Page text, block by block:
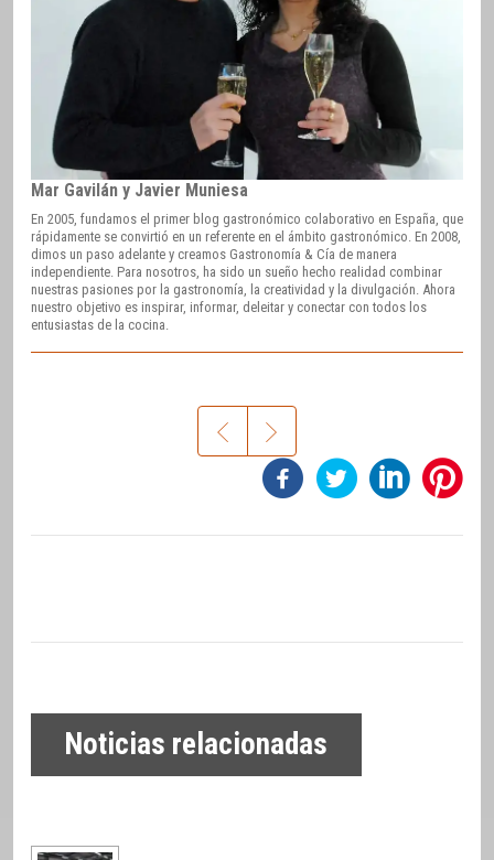
Mar Gavilán y Javier Muniesa
En 2005, fundamos el primer blog gastronómico colaborativo en España, que
rápidamente se convirtió en un referente en el ámbito gastronómico. En 2008,
dimos un paso adelante y creamos Gastronomía & Cía de manera
independiente. Para nosotros, ha sido un sueño hecho realidad combinar
nuestras pasiones por la gastronomía, la creatividad y la divulgación. Ahora
nuestro objetivo es inspirar, informar, deleitar y conectar con todos los
entusiastas de la cocina.
Noticias relacionadas